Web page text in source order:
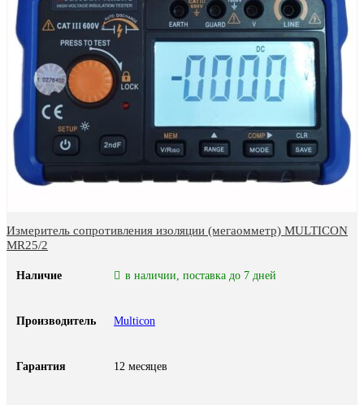
Измеритель сопротивления изоляции (мегаомметр) MULTICON
MR25/2
Наличие в наличии, поставка до 7 дней
Производитель Multicon
Гарантия 12 месяцев